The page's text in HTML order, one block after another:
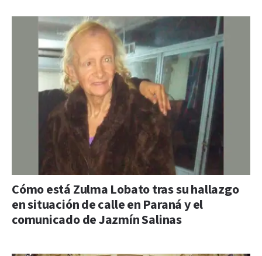
Cómo está Zulma Lobato tras su hallazgo
en situación de calle en Paraná y el
comunicado de Jazmín Salinas